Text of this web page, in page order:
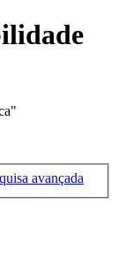
avançada